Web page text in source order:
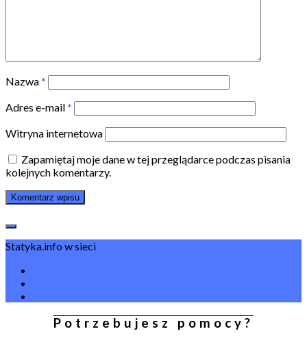
Nazwa*
Adres e-mail*
Witryna internetowa
Zapamiętaj moje dane w tej przeglądarce podczas pisania
kolejnych komentarzy.
Statyka.info w sieci
Potrzebujesz pomocy?